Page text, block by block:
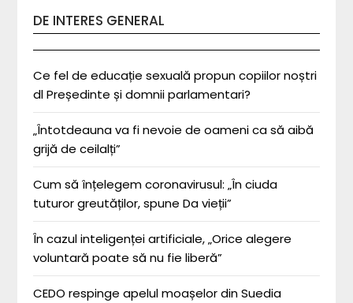
DE INTERES GENERAL
Ce fel de educație sexuală propun copiilor noștri
dl Președinte și domnii parlamentari?
„Întotdeauna va fi nevoie de oameni ca să aibă
grijă de ceilalți”
Cum să înțelegem coronavirusul: „În ciuda
tuturor greutăților, spune Da vieții”
În cazul inteligenței artificiale, „Orice alegere
voluntară poate să nu fie liberă”
CEDO respinge apelul moașelor din Suedia